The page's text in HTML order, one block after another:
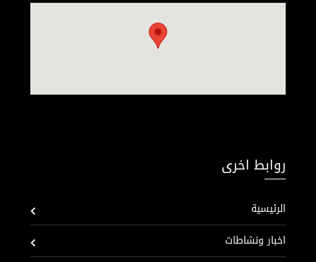
روابط اخرى
الرئيسية
اخبار ونشاطات